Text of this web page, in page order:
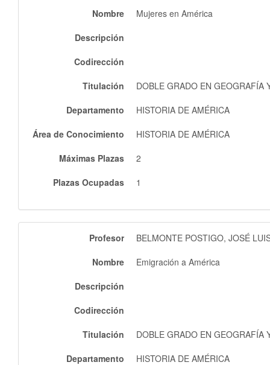
Nombre
Mujeres en América
Descripción
Codirección
Titulación
DOBLE GRADO EN GEOGRAFÍA
Departamento
HISTORIA DE AMÉRICA
Área de Conocimiento
HISTORIA DE AMÉRICA
Máximas Plazas
2
Plazas Ocupadas
1
Profesor
BELMONTE POSTIGO, JOSÉ
Nombre
Emigración a América
Descripción
Codirección
Titulación
DOBLE GRADO EN GEOGRAFÍA
Departamento
HISTORIA DE AMÉRICA